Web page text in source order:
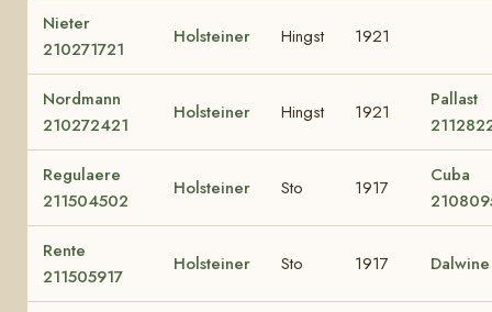
Nieter
210271721
Holsteiner Hingst 1921
Nordmann
210272421
Holsteiner Hingst 1921
Pallast
Regulaere
211504502
Holsteiner Sto 1917
Cuba
Rente
211505917
Holsteiner Sto 1917 Dalwine